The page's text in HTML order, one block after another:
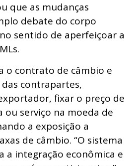
que as mudanças
debate do corpo
sentido de aperfeiçoar a
o contrato de câmbio e
contrapartes,
fixar o preço de
ou serviço na moeda de
a exposição a
de câmbio. “O sistema
a integração econômica e